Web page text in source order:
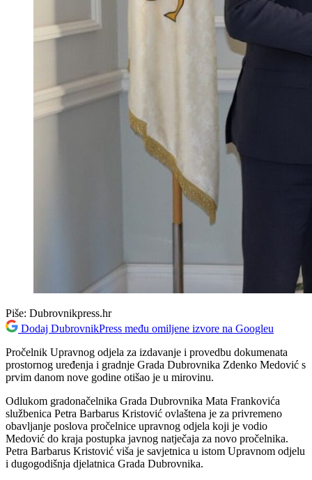
Piše: Dubrovnikpress.hr
Dodaj DubrovnikPress među omiljene izvore na Googleu
Pročelnik Upravnog odjela za izdavanje i provedbu dokumenata
prostornog uređenja i gradnje Grada Dubrovnika Zdenko Medović s
prvim danom nove godine otišao je u mirovinu.
Odlukom gradonačelnika Grada Dubrovnika Mata Frankovića
službenica Petra Barbarus Kristović ovlaštena je za privremeno
obavljanje poslova pročelnice upravnog odjela koji je vodio
Medović do kraja postupka javnog natječaja za novo pročelnika.
Petra Barbarus Kristović viša je savjetnica u istom Upravnom odjelu
i dugogodišnja djelatnica Grada Dubrovnika.